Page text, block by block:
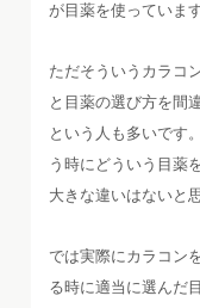
が目薬を使っています
ただそういうカラコ
と目薬の選び方を間
という人も多いです
う時にどういう目薬
大きな違いはないと
では実際にカラコン
る時に適当に選んだ